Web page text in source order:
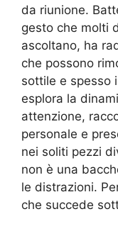
da riunione.
gesto che molti
ascoltano, ha
che possono
sottile e spesso
esplora la
attenzione,
personale e
nei soliti pezzi
non è una
le distrazioni.
che succede